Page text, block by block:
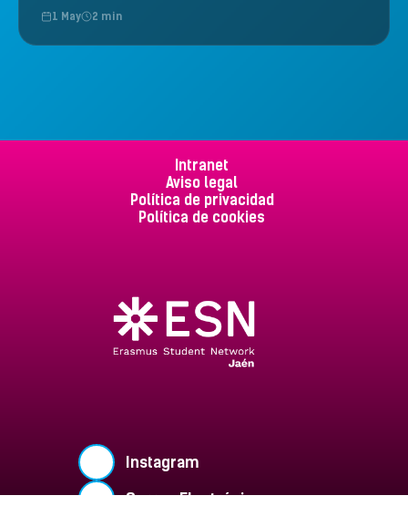
1 May 2 min
Intranet
Aviso legal
Política de privacidad
Política de cookies
Instagram
Correo Electrónico